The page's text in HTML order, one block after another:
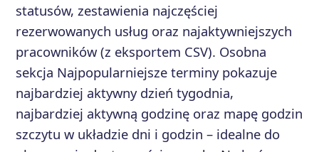
statusów, zestawienia najczęściej
rezerwowanych usług oraz najaktywniejszych
pracowników (z eksportem CSV). Osobna
sekcja Najpopularniejsze terminy pokazuje
najbardziej aktywny dzień tygodnia,
najbardziej aktywną godzinę oraz mapę godzin
szczytu w układzie dni i godzin – idealne do